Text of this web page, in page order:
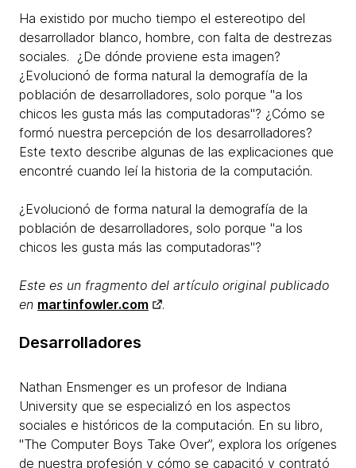
Ha existido por mucho tiempo el estereotipo del
desarrollador blanco, hombre, con falta de destrezas
sociales. ¿De dónde proviene esta imagen?
¿Evolucionó de forma natural la demografía de la
población de desarrolladores, solo porque "a los
chicos les gusta más las computadoras"? ¿Cómo se
formó nuestra percepción de los desarrolladores?
Este texto describe algunas de las explicaciones que
encontré cuando leí la historia de la computación.
¿Evolucionó de forma natural la demografía de la
población de desarrolladores, solo porque "a los
chicos les gusta más​ las computadoras"?
Este es un fragmento del artículo original publicado
en martinfowler.com .​
Desarrolladores
Nathan Ensmenger es un profesor de Indiana
University que se especializó en los aspectos
sociales e históricos de la computación. En su libro,
"The Computer Boys Take Over”, explora los orígenes
de nuestra profesión y cómo se capacitó y contrató